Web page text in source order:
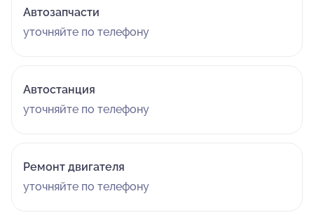
Автозапчасти
уточняйте по телефону
Автостанция
уточняйте по телефону
Ремонт двигателя
уточняйте по телефону